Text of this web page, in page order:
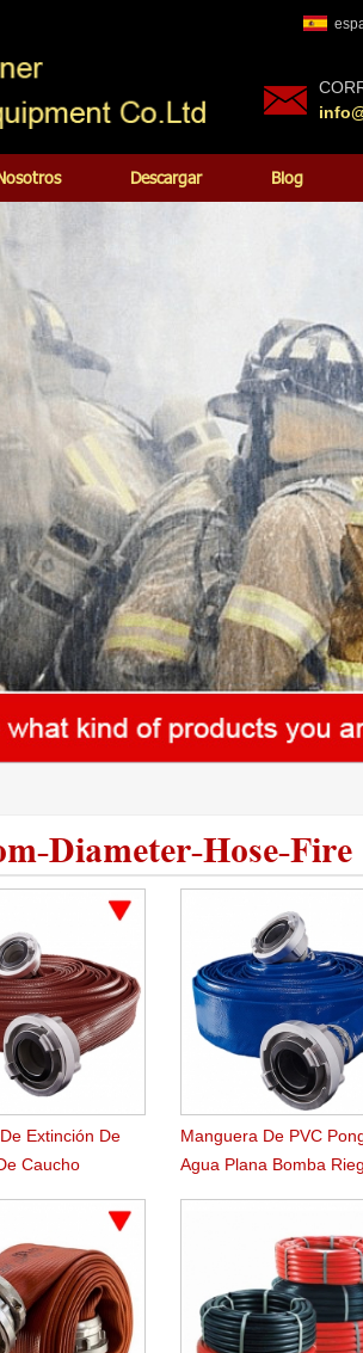
Descargar Blog
Diameter-Hose-Fire
Extinción De
Caucho
Manguera De PVC
Agua Plana Bomba